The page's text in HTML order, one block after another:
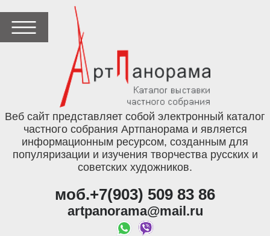
Веб сайт представляет собой электронный каталог
частного собрания Артпанорама и является
информационным ресурсом, созданным для
популяризации и изучения творчества русских и
советских художников.
моб.+7(903) 509 83 86
artpanorama@mail.ru